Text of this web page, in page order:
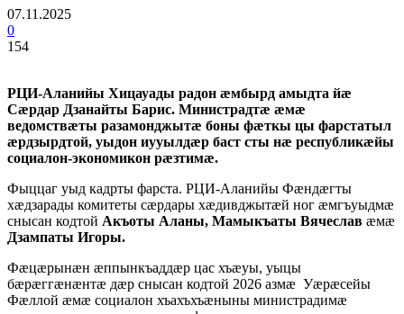
07.11.2025
0
154
РЦИ-Аланийы Хицауады радон æмбырд амыдта йæ
Сæрдар Дзанайты Барис. Министрадтæ æмæ
ведомствæты разамонджытæ боны фæткы цы фарстатыл
æрдзырдтой, уыдон иууылдæр баст сты нæ республикæйы
социалон-экономикон рæзтимæ.
Фыццаг уыд кадрты фарста. РЦИ-Аланийы Фæндæгты
хæдзарады комитеты сæрдары хæдивджытæй ног æмгъуыдмæ
снысан кодтой Акъоты Аланы, Мамыкъаты Вячеслав æмæ
Дзампаты Игоры.
Фæцæрынæн æппынкъаддæр цас хъæуы, уыцы
бæрæггæнæнтæ дæр снысан кодтой 2026 азмæ Уæрæсейы
Фæллой æмæ социалон хъахъхъæныны министрадимæ